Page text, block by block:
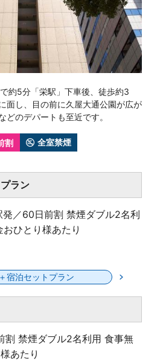
ラン
／60日前割 禁煙ダブル2名利
ひとり様あたり
宿泊セットプラン
約5分「栄駅」下車後、徒歩約3
面し、目の前に久屋大通公園が広が
どのデパートも至近です。
割 全室禁煙
禁煙ダブル2名利用 食事無
あたり